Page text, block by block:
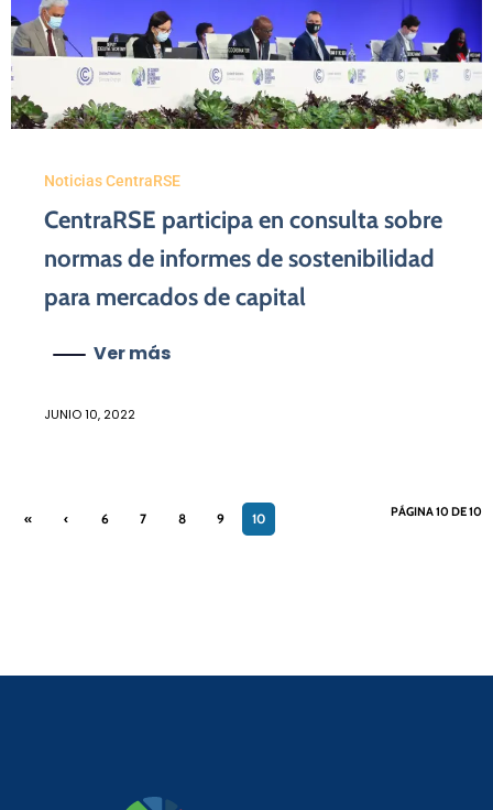
Noticias CentraRSE
CentraRSE participa en consulta sobre
normas de informes de sostenibilidad
para mercados de capital
Ver más
JUNIO 10, 2022
«
‹
6 7 8 9 10 PÁGINA 10 DE 10